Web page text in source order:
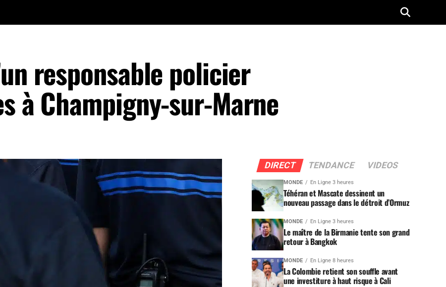
responsable policier
à Champigny-sur-Marne
DIRECT TENDANCE VIDEOS
MONDE En Ligne 3 heures
Téhéran et Mascate dessinent un
nouveau passage dans le détroit d’Ormuz
MONDE En Ligne 3 heures
Le maître de la Birmanie tente son grand
retour à Bangkok
MONDE En Ligne 8 heures
La Colombie retient son souffle avant
une investiture à haut risque à Cali